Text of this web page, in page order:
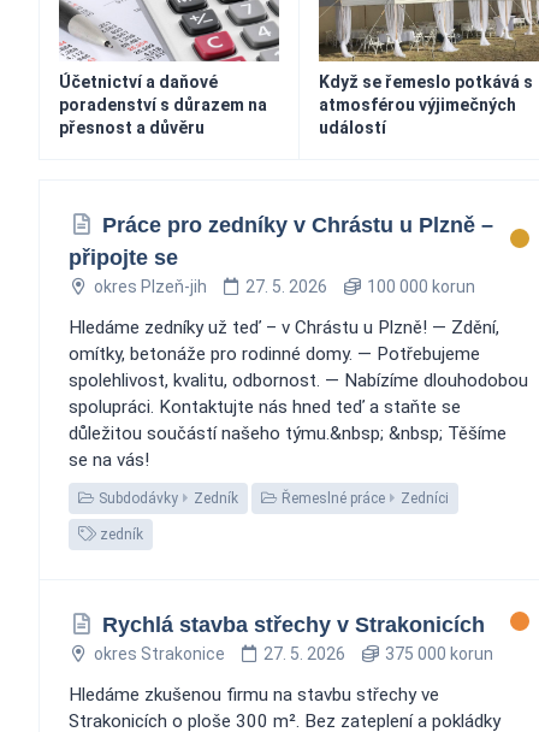
Účetnictví a daňové
poradenství s důrazem na
přesnost a důvěru
Když se řemeslo potkává s
atmosférou výjimečných
událostí
Práce pro zedníky v Chrástu u Plzně –
připojte se
okres Plzeň-jih 27. 5. 2026 100 000 korun
Hledáme zedníky už teď – v Chrástu u Plzně! — Zdění,
omítky, betonáže pro rodinné domy. — Potřebujeme
spolehlivost, kvalitu, odbornost. — Nabízíme dlouhodobou
spolupráci. Kontaktujte nás hned teď a staňte se
důležitou součástí našeho týmu.&nbsp; &nbsp; Těšíme
se na vás!
Subdodávky Zedník Řemeslné práce Zedníci
zedník
Rychlá stavba střechy v Strakonicích
okres Strakonice 27. 5. 2026 375 000 korun
Hledáme zkušenou firmu na stavbu střechy ve
Strakonicích o ploše 300 m². Bez zateplení a pokládky